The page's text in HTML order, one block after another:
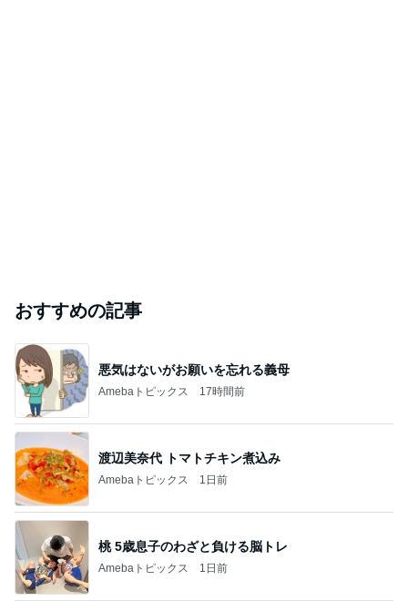
おすすめの記事
悪気はないがお願いを忘れる義母
Amebaトピックス 17時間前
渡辺美奈代 トマトチキン煮込み
Amebaトピックス 1日前
桃 5歳息子のわざと負ける脳トレ
Amebaトピックス 1日前